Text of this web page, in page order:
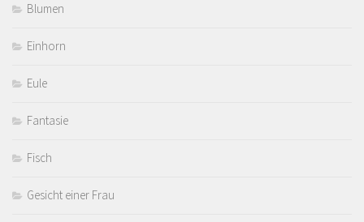
Blumen
Einhorn
Eule
Fantasie
Fisch
Gesicht einer Frau